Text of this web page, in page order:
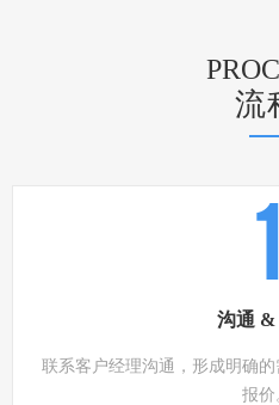
流
沟通 &
联系客户经理沟通，形成明确
报价